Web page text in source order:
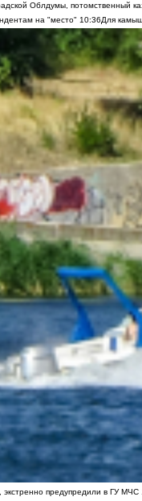
Облдумы, потомственный
на "место" 10:36Для
предупредили в ГУ МЧС